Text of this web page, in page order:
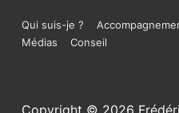
Menu
Qui suis-je ?
Médias
Conseil
Copyright © 2026